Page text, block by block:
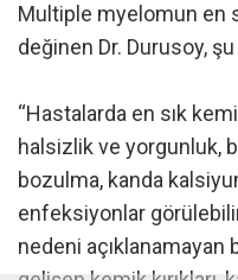
Multiple myelomun en
değinen Dr. Durusoy,
“Hastalarda en sık
halsizlik ve yorgunluk,
bozulma, kanda
enfeksiyonlar
nedeni açıklanamayan